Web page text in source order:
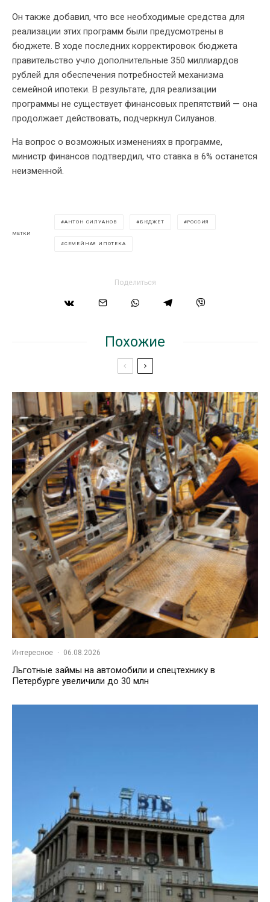
Он также добавил, что все необходимые средства для
реализации этих программ были предусмотрены в
бюджете. В ходе последних корректировок бюджета
правительство учло дополнительные 350 миллиардов
рублей для обеспечения потребностей механизма
семейной ипотеки. В результате, для реализации
программы не существует финансовых препятствий — она
продолжает действовать, подчеркнул Силуанов.
На вопрос о возможных изменениях в программе,
министр финансов подтвердил, что ставка в 6% останется
неизменной.
МЕТКИ
АНТОН СИЛУАНОВ БЮДЖЕТ РОССИЯ
СЕМЕЙНАЯ ИПОТЕКА
Поделиться
Похожие
Интересное · 06.08.2026
Льготные займы на автомобили и спецтехнику в
Петербурге увеличили до 30 млн